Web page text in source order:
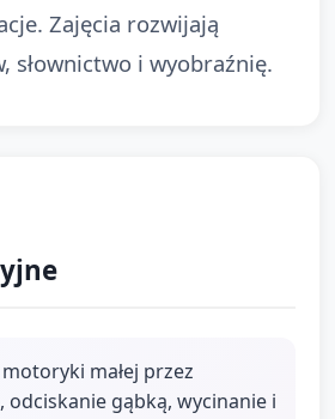
Zajęcia rozwijają
słownictwo i wyobraźnię.
małej przez
odciskanie gąbką, wycinanie i